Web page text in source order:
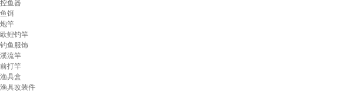
控鱼器
鱼饵
炮竿
欧鲤钓竿
钓鱼服饰
溪流竿
前打竿
渔具盒
渔具改装件